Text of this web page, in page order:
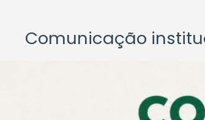
Comunicação